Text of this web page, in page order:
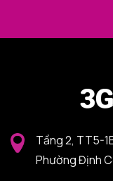
Tầng 2, TT5-
Phường Định